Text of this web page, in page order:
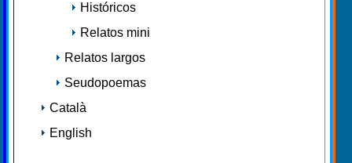
Históricos
Relatos mini
Relatos largos
Seudopoemas
Català
English